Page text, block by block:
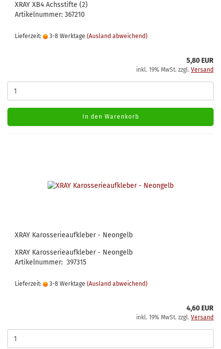
XRAY XB4 Achsstifte (2)
Artikelnummer: 367210
Lieferzeit: 3-8 Werktage (Ausland abweichend)
5,80 EUR
inkl. 19% MwSt. zzgl. Versand
In den Warenkorb
XRAY Karosserieaufkleber - Neongelb
XRAY Karosserieaufkleber - Neongelb
Artikelnummer: 397315
Lieferzeit: 3-8 Werktage (Ausland abweichend)
4,60 EUR
inkl. 19% MwSt. zzgl. Versand